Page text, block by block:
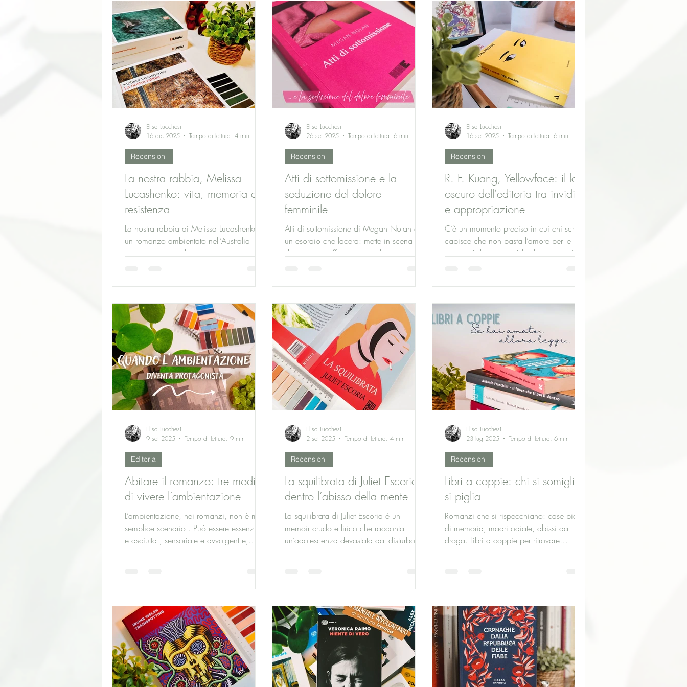
misteriosa Chiaki, Murakami esplora il
confine sottile tra normalità e follia,
offrendo un romanzo intenso, oscuro e
impossibile da dimenticare.
mente che si sfalda, un’attesa che smette
di essere semplice attesa e diventa uno
stato totale dell’essere.
ama testi aperti e da interpretare.
La nostra rabbia, Melissa
Lucashenko: vita, memoria e
resistenza
La nostra rabbia di Melissa Lucashenko è
un romanzo ambientato nell’Australia
contemporanea che intreccia storia
cittadina di Durrongo riaccende ferite,
segreti e una lotta politica per la difesa
della terra ancestrale, trasformando la
rabbia in resistenza collettiva.
Recensioni
Elisa Lucchesi
16 dic 2025
Tempo di lettura: 4 min
Atti di sottomissione e la
seduzione del dolore
femminile
Atti di sottomissione di Megan Nolan è
un esordio che lacera: mette in scena la
dipendenza affettiva, il privilegio che
linguaggio, ossessione, lavoro
quotidiano. Dentro questa ferocia si
riconosce la costellazione della sad girl
lit, dove il female suffering è materia
narrativa e specchio culturale: precarietà
emotiva, desiderio che diventa
dipendenza, identità consumata
dall’assenza di equilibrio
Recensioni
Elisa Lucchesi
26 set 2025
Tempo di lettura: 6 min
R. F. Kuang, Yellowface: il lato
oscuro dell’editoria tra invidia
e appropriazione
C’è un momento preciso in cui chi scrive
capisce che non basta l’amore per le
storie, né il talento, né la dedizione. A un
non controlli, che i tuoi colleghi sono
anche i tuoi concorrenti, che ogni
successo altrui ti mette davanti allo
specchio della tua inadeguatezza. C’è
un libro che più di altri, negli ultimi anni,
ha saputo scavare sotto la superficie
dorata del mondo letterario e mostrare
cosa
Recensioni
Elisa Lucchesi
16 set 2025
Tempo di lettura: 6 min
Abitare il romanzo: tre modi
di vivere l’ambientazione
L’ambientazione, nei romanzi, non è mai
semplice scenario . Può essere essenziale
e asciutta , sensoriale e avvolgent e,
Editoria
Elisa Lucchesi
9 set 2025
Tempo di lettura: 9 min
La squilibrata di Juliet Escoria,
dentro l’abisso della mente
La squilibrata di Juliet Escoria è un
memoir crudo e lirico che racconta
un’adolescenza devastata dal disturbo
una minaccia costante. Un libro
Recensioni
Elisa Lucchesi
2 set 2025
Tempo di lettura: 4 min
Libri a coppie: chi si somiglia
si piglia
Romanzi che si rispecchiano: case piene
di memoria, madri odiate, abissi da
droga. Libri a coppie per ritrovare
viaggio.
Recensioni
Elisa Lucchesi
23 lug 2025
Tempo di lettura: 6 min